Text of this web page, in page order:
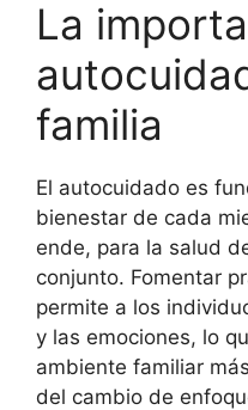
La
familia
El autocuidado es
bienestar de cada
ende, para la salud
conjunto. Fomentar
permite a los
y las emociones, lo
ambiente familiar
del cambio de